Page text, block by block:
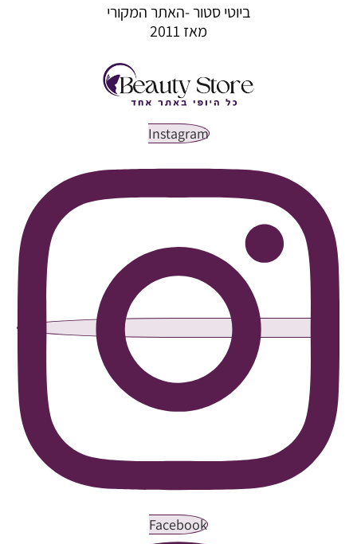
ביוטי סטור -האתר המקורי
מאז 2011
Instagram
Facebook